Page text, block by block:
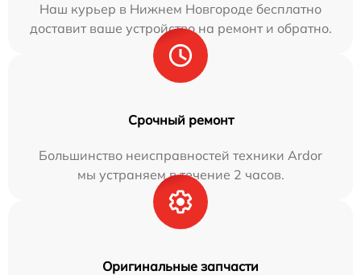
Наш курьер в Нижнем Новгороде бесплатно
доставит ваше устройство на ремонт и обратно.
Срочный ремонт
Большинство неисправностей техники Ardor
мы устраняем в течение 2 часов.
Оригинальные запчасти